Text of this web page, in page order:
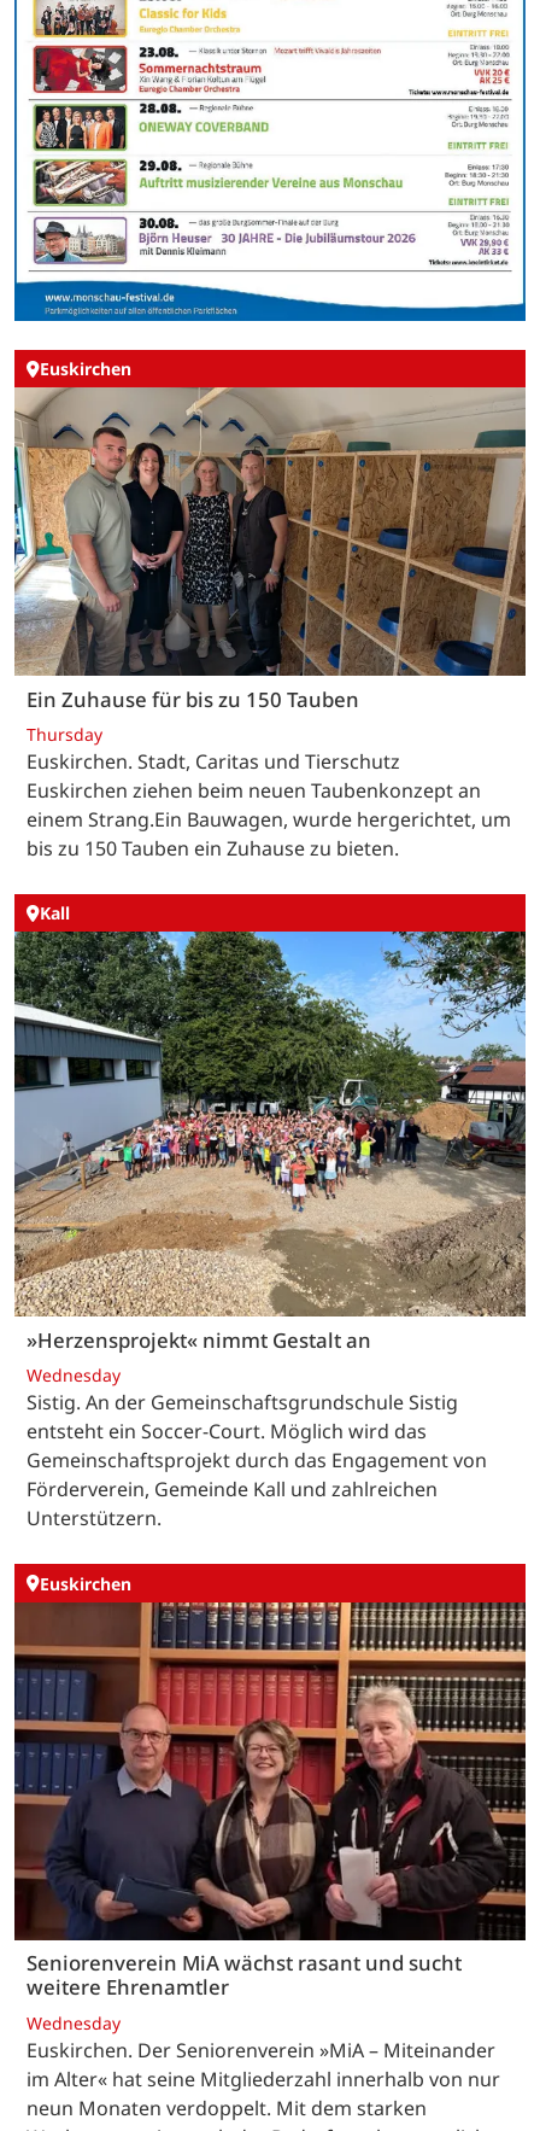
Euskirchen
Ein Zuhause für bis zu 150 Tauben
Thursday
Euskirchen. Stadt, Caritas und Tierschutz
Euskirchen ziehen beim neuen Taubenkonzept an
einem Strang.Ein Bauwagen, wurde hergerichtet, um
bis zu 150 Tauben ein Zuhause zu bieten.
Kall
»Herzensprojekt« nimmt Gestalt an
Wednesday
Sistig. An der Gemeinschaftsgrundschule Sistig
entsteht ein Soccer-Court. Möglich wird das
Gemeinschaftsprojekt durch das Engagement von
Förderverein, Gemeinde Kall und zahlreichen
Unterstützern.
Euskirchen
Seniorenverein MiA wächst rasant und sucht
weitere Ehrenamtler
Wednesday
Euskirchen. Der Seniorenverein »MiA – Miteinander
im Alter« hat seine Mitgliederzahl innerhalb von nur
neun Monaten verdoppelt. Mit dem starken